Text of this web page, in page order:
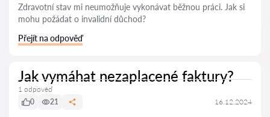
Zdravotní stav mi neumožňuje vykonávat běžnou práci. Jak si
mohu požádat o invalidní důchod?
Přejít na odpověď
Jak vymáhat nezaplacené faktury?
1 odpověď
0
21 16.12.2024